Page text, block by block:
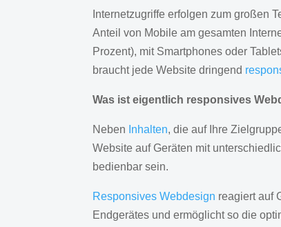
Internetzugriffe erfolgen zum großen
Anteil von Mobile am gesamten
Prozent), mit Smartphones oder
braucht jede Website dringend
Was ist eigentlich responsives
Neben Inhalten, die auf Ihre
Website auf Geräten mit
bedienbar sein.
Responsives Webdesign reagiert auf
Endgerätes und ermöglicht so die